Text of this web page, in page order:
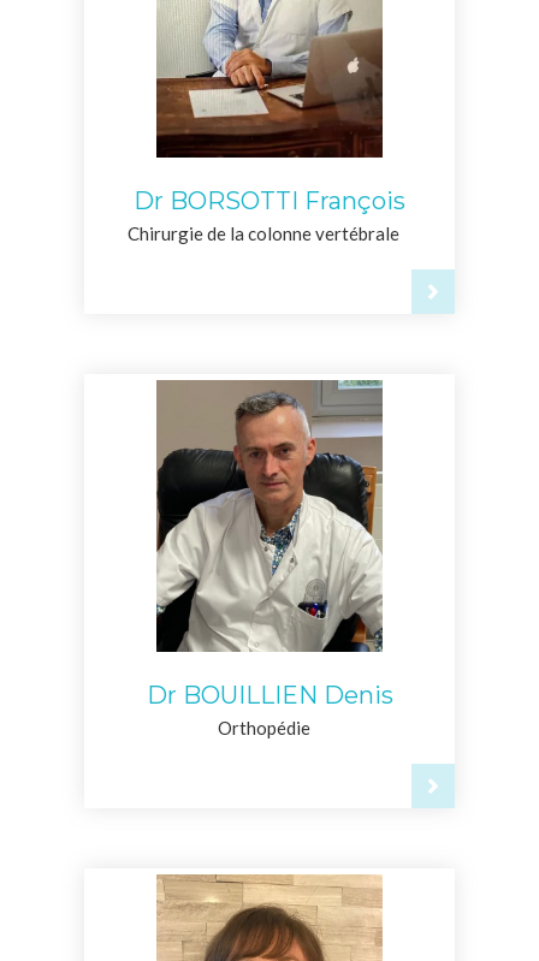
Dr BORSOTTI François
Chirurgie de la colonne vertébrale
Dr BOUILLIEN Denis
Orthopédie